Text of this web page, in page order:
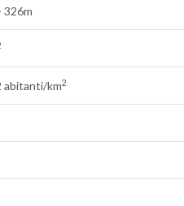
326m
abitanti/km2